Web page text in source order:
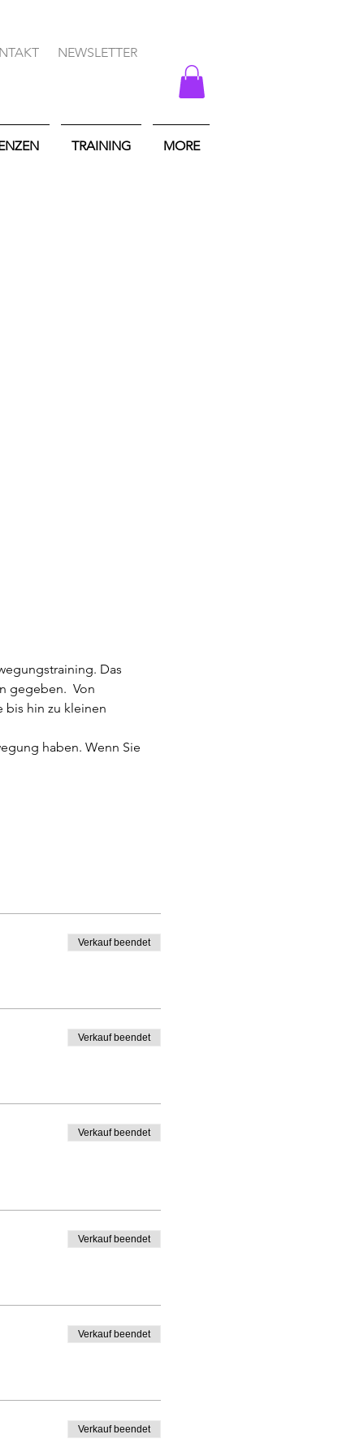
NEWSLETTER
TRAINING MORE
Das
gegeben.  Von
bis hin zu kleinen
haben. Wenn Sie
Verkauf beendet
Verkauf beendet
Verkauf beendet
Verkauf beendet
Verkauf beendet
Verkauf beendet